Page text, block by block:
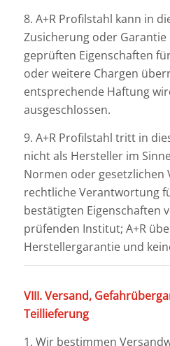
8. A+R Profilstahl kann in
Zusicherung oder
geprüften Eigenschaften
oder weitere Chargen
entsprechende Haftung
ausgeschlossen.
9. A+R Profilstahl tritt in
nicht als Hersteller im
Normen oder gesetzlichen
rechtliche Verantwortung
bestätigten Eigenschaften
prüfenden Institut; A+R
Herstellergarantie und
VIII. Versand,
Teillieferung
1. Wir bestimmen